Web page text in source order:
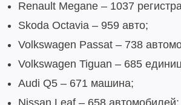
Renault Megane – 1037
Skoda Octavia – 959 авто;
Volkswagen Passat – 738
Volkswagen Tiguan – 685
Audi Q5 – 671 машина;
Nissan Leaf – 658 автомобилей;